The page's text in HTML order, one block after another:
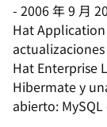
- 2006 年 9 月
Hat
Hat Enterprise
Hibermate y
abierto: